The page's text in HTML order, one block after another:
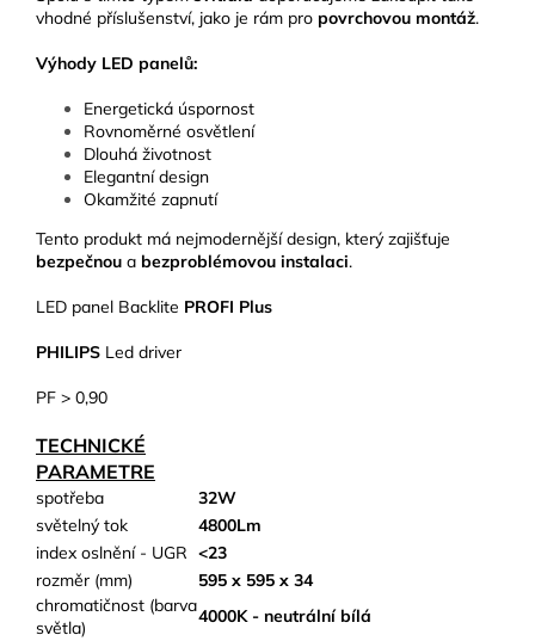
vhodné příslušenství, jako je rám pro povrchovou montáž.
Výhody LED panelů:
Energetická úspornost
Rovnoměrné osvětlení
Dlouhá životnost
Elegantní design
Okamžité zapnutí
Tento produkt má nejmodernější design, který zajišťuje
bezpečnou a bezproblémovou instalaci.
LED panel Backlite PROFI Plus
PHILIPS Led driver
PF > 0,90
TECHNICKÉ
PARAMETRE
spotřeba
32W
světelný tok
4800Lm
index oslnění - UGR <23
rozměr (mm)
595 x 595 x 34
chromatičnost (barva
světla)
4000K - neutrální bílá